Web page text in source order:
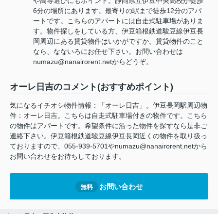
6分の場所にあります。最寄りの駅まで徒歩12分のアパ
ートです。こちらのアパートには自走式駐車場がありま
す。物件探しをしている方、伊豆箱根鉄道駿豆線伊豆長
岡周辺にある賃貸物件はいかがですか。賃貸物件のこと
なら、なないろにお任せ下さい。お問い合わせは
numazu@nanairorent.netからどうぞ。
オーレ日吉のコメント(おすすめポイント)
気になるイチオシ物件情報：「オーレ日吉」。伊豆長岡駅周辺物
件：オーレ日吉。こちらは自走式駐車場付きの物件です。こちら
の物件はアパートです。希望条件に沿った物件を探すなら是非ご
連絡下さい。伊豆箱根鉄道駿豆線伊豆長岡近くの物件を取り扱っ
ておりますので、055-939-5701やnumazu@nanairorent.netから
お問い合わせをお待ちしております。
無料 お問い合わせ